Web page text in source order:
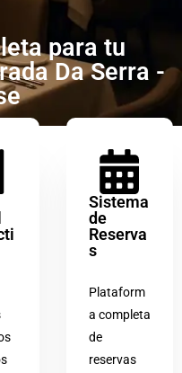
para tu
Da Serra -
Sistema
de
Reserva
s
Plataform
a completa
de
reservas